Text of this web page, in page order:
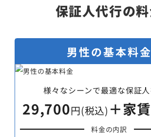
保証人代行の
男性の基本料金
様々なシーンで最適な保証
29,700円(税込) ＋家
料金の内訳